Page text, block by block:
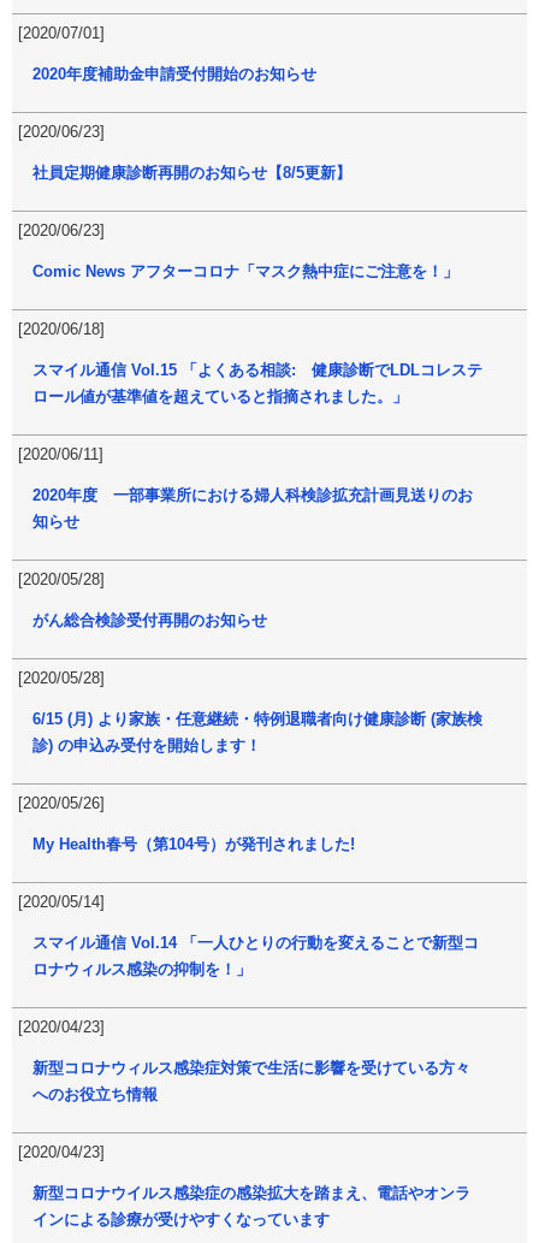
[2020/07/01]
2020年度補助金申請受付開始のお知らせ
[2020/06/23]
社員定期健康診断再開のお知らせ【8/5更新】
[2020/06/23]
Comic News アフターコロナ「マスク熱中症にご注意を！」
[2020/06/18]
スマイル通信 Vol.15 「よくある相談: 健康診断でLDLコレステ
ロール値が基準値を超えていると指摘されました。」
[2020/06/11]
2020年度 一部事業所における婦人科検診拡充計画見送りのお
知らせ
[2020/05/28]
がん総合検診受付再開のお知らせ
[2020/05/28]
6/15 (月) より家族・任意継続・特例退職者向け健康診断 (家族検
診) の申込み受付を開始します！
[2020/05/26]
My Health春号（第104号）が発刊されました!
[2020/05/14]
スマイル通信 Vol.14 「一人ひとりの行動を変えることで新型コ
ロナウィルス感染の抑制を！」
[2020/04/23]
新型コロナウィルス感染症対策で生活に影響を受けている方々
へのお役立ち情報
[2020/04/23]
新型コロナウイルス感染症の感染拡大を踏まえ、電話やオンラ
インによる診療が受けやすくなっています